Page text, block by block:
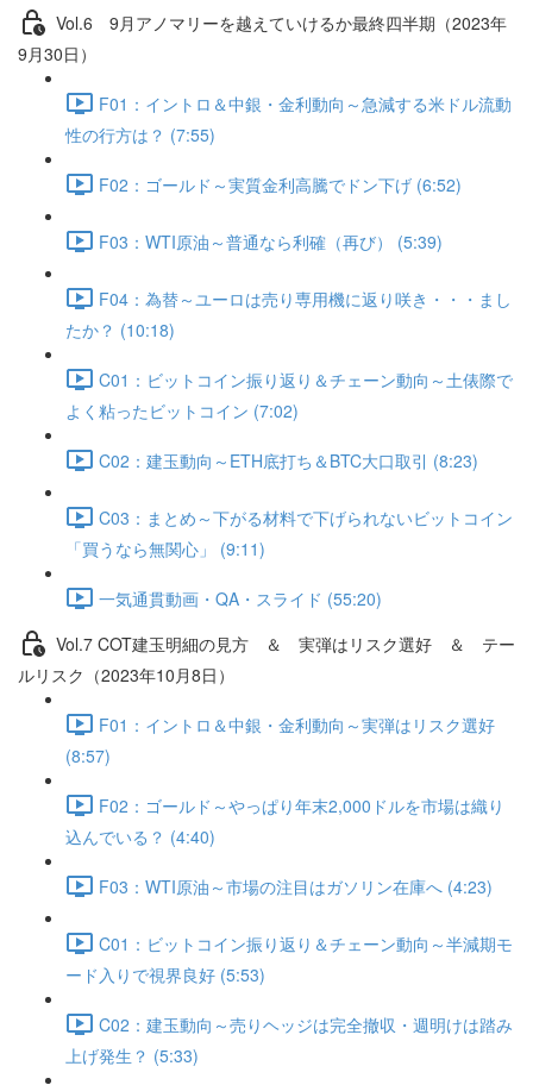
Vol.6 9⽉アノマリーを越えていけるか最終四半期（2023年
9月30日）
F01：イントロ＆中銀・金利動向～急減する米ドル流動
性の行方は？ (7:55)
F02：ゴールド～実質金利高騰でドン下げ (6:52)
F03：WTI原油～普通なら利確（再び） (5:39)
F04：為替～ユーロは売り専用機に返り咲き・・・まし
たか？ (10:18)
C01：ビットコイン振り返り＆チェーン動向～土俵際で
よく粘ったビットコイン (7:02)
C02：建玉動向～ETH底打ち＆BTC大口取引 (8:23)
C03：まとめ～下がる材料で下げられないビットコイン
「買うなら無関心」 (9:11)
一気通貫動画・QA・スライド (55:20)
Vol.7 COT建⽟明細の⾒⽅ ＆ 実弾はリスク選好 ＆ テー
ルリスク（2023年10月8日）
F01：イントロ＆中銀・金利動向～実弾はリスク選好
(8:57)
F02：ゴールド～やっぱり年末2,000ドルを市場は織り
込んでいる？ (4:40)
F03：WTI原油～市場の注目はガソリン在庫へ (4:23)
C01：ビットコイン振り返り＆チェーン動向～半減期モ
ード入りで視界良好 (5:53)
C02：建玉動向～売りヘッジは完全撤収・週明けは踏み
上げ発生？ (5:33)